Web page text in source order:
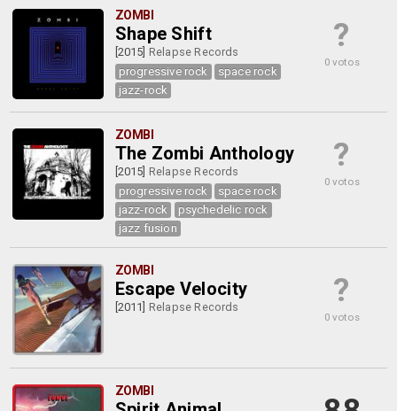
ZOMBI
Shape Shift
[2015] Relapse Records
progressive rock
space rock
jazz-rock
?
0 votos
ZOMBI
The Zombi Anthology
[2015] Relapse Records
progressive rock
space rock
jazz-rock
psychedelic rock
jazz fusion
?
0 votos
ZOMBI
Escape Velocity
[2011] Relapse Records ?
0 votos
ZOMBI